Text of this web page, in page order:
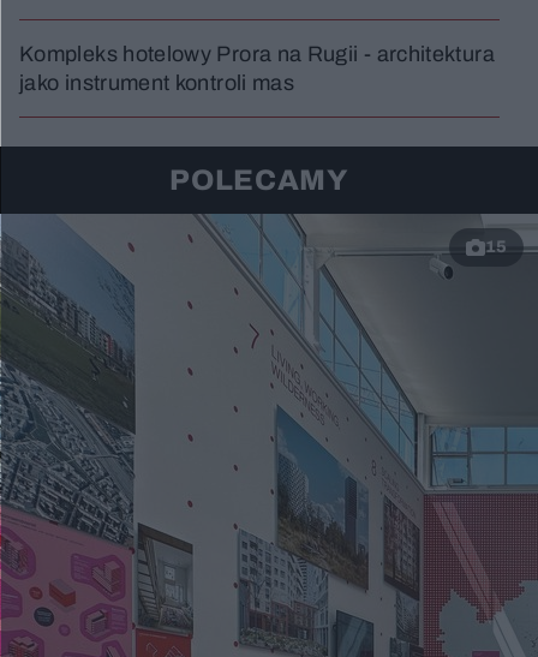
Kompleks hotelowy Prora na Rugii - architektura
jako instrument kontroli mas
POLECAMY
15